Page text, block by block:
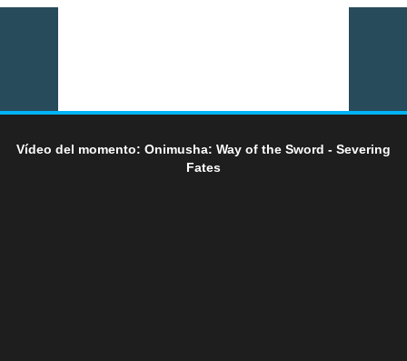
Vídeo del momento: Onimusha: Way of the Sword - Severing
Fates